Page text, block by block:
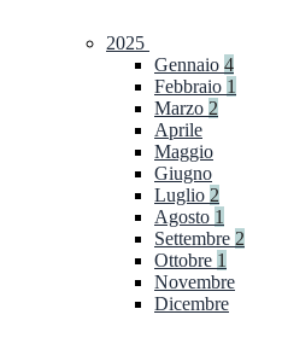
2025
Gennaio 4
Febbraio 1
Marzo 2
Aprile
Maggio
Giugno
Luglio 2
Agosto 1
Settembre 2
Ottobre 1
Novembre
Dicembre